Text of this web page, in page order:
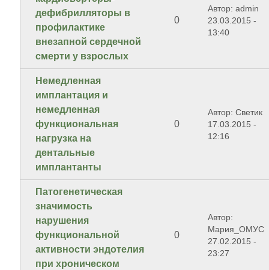
дефибрилляторы в
профилактике
внезапной сердечной
смерти у взрослых
0
Автор: admin
23.03.2015 -
13:40
Немедленная
имплантация и
немедленная
функциональная
нагрузка на
дентальные
имплантанты
0
Автор: Светик
17.03.2015 -
12:16
Патогенетическая
значимость
нарушения
функциональной
активности эндотелия
при хроническом
0
Автор:
Мария_ОМУС
27.02.2015 -
23:27